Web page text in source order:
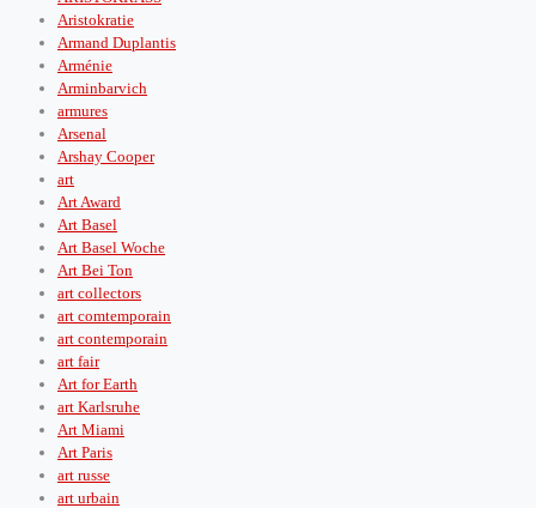
Aristokratie
Armand Duplantis
Arménie
Arminbarvich
armures
Arsenal
Arshay Cooper
art
Art Award
Art Basel
Art Basel Woche
Art Bei Ton
art collectors
art comtemporain
art contemporain
art fair
Art for Earth
art Karlsruhe
Art Miami
Art Paris
art russe
art urbain